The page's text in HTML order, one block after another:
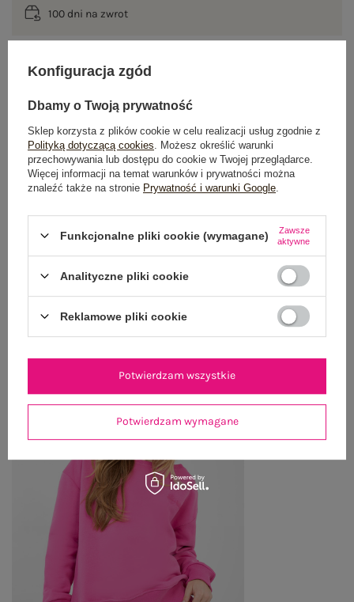
100 dni na zwrot
OPINIE O PRODUKCIE (0)
ZWROTY I REKLAMACJE
OSTATNIO OGLĄDANE
Zobacz wszystko
Konfiguracja zgód
Dbamy o Twoją prywatność
Sklep korzysta z plików cookie w celu realizacji usług zgodnie z
Polityką dotyczącą cookies . Możesz określić warunki
przechowywania lub dostępu do cookie w Twojej przeglądarce.
Więcej informacji na temat warunków i prywatności można
znaleźć także na stronie Prywatność i warunki Google
Funkcjonalne pliki cookie (wymagane)
Zawsze
aktywne
Analityczne pliki cookie
Reklamowe pliki cookie
Potwierdzam wymagane
Potwierdzam wszystkie